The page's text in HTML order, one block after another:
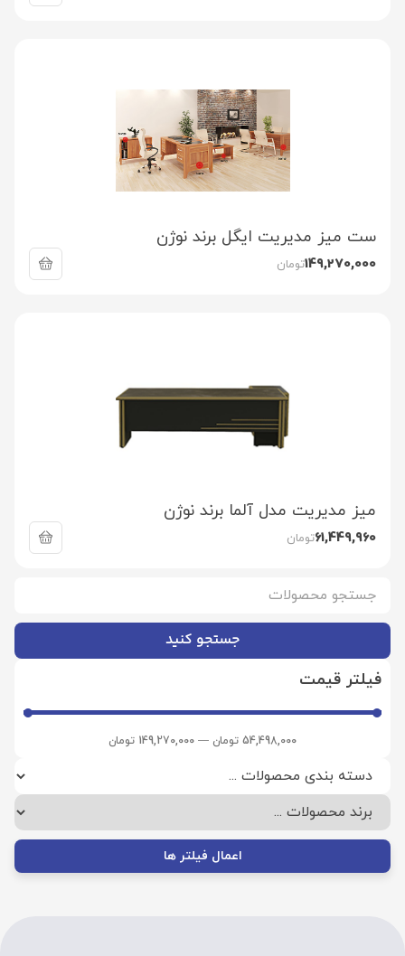
جستجو کنید
فیلتر قیمت
54,498,000 تومان —
149,270,000 تومان
اعمال فیلتر ها
ست میز مدیریت ایگل برند نوژن
149,270,000تومان
میز مدیریت مدل آلما برند نوژن
61,449,960تومان